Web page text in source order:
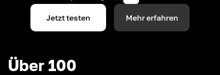
Jetzt testen Mehr erfahren
Über 100